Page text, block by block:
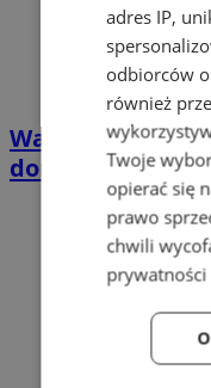
Wakacyjny
domkach
adres IP,
odbiorców
również
Twoje
opierać się
prawo
chwili
prywatności